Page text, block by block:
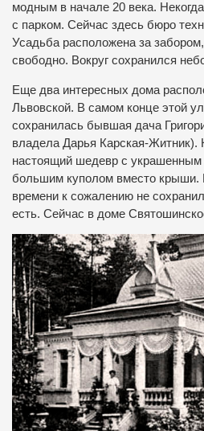
модным в начале 20 века.
с парком. Сейчас здесь бюро
Усадьба расположена за
свободно. Вокруг сохранился
Еще два интересных дома
Львовской. В самом конце этой
сохранилась бывшая дача
владела Дарья Карская-Житник).
настоящий шедевр с
большим куполом вместо крыши.
времени к сожалению не
есть. Сейчас в доме